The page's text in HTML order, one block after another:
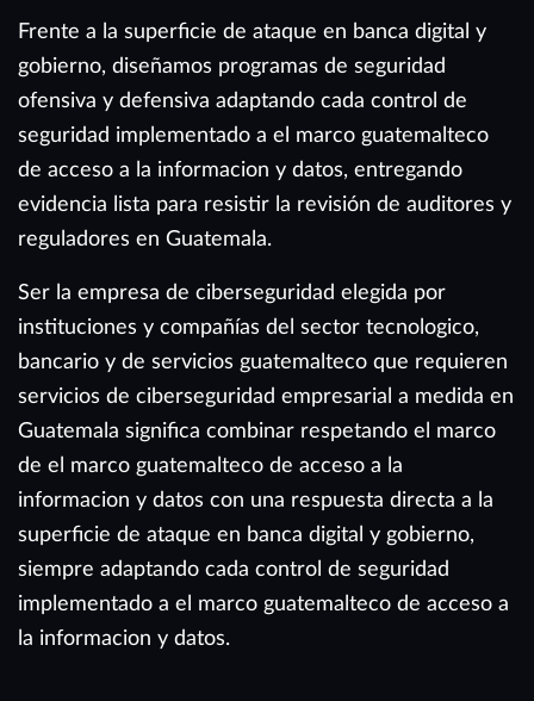
Frente a la superficie de ataque en banca digital y
gobierno, diseñamos programas de seguridad
ofensiva y defensiva adaptando cada control de
seguridad implementado a el marco guatemalteco
de acceso a la informacion y datos, entregando
evidencia lista para resistir la revisión de auditores y
reguladores en Guatemala.
Ser la empresa de ciberseguridad elegida por
instituciones y compañías del sector tecnologico,
bancario y de servicios guatemalteco que requieren
servicios de ciberseguridad empresarial a medida en
Guatemala significa combinar respetando el marco
de el marco guatemalteco de acceso a la
informacion y datos con una respuesta directa a la
superficie de ataque en banca digital y gobierno,
siempre adaptando cada control de seguridad
implementado a el marco guatemalteco de acceso a
la informacion y datos.